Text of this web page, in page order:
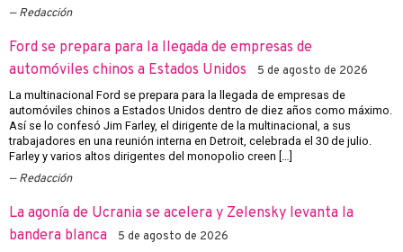
Redacción
Ford se prepara para la llegada de empresas de
automóviles chinos a Estados Unidos
5 de agosto de 2026
La multinacional Ford se prepara para la llegada de empresas de
automóviles chinos a Estados Unidos dentro de diez años como máximo.
Así se lo confesó Jim Farley, el dirigente de la multinacional, a sus
trabajadores en una reunión interna en Detroit, celebrada el 30 de julio.
Farley y varios altos dirigentes del monopolio creen […]
Redacción
La agonía de Ucrania se acelera y Zelensky levanta la
bandera blanca
5 de agosto de 2026